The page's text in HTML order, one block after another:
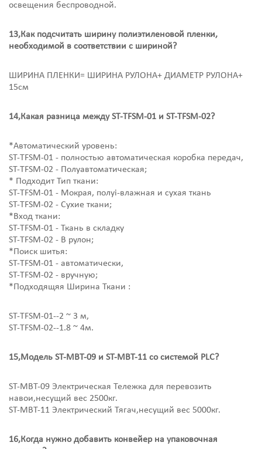
освещения беспроводной.
13,Как подсчитать ширину полиэтиленовой пленки,
необходимой в соответствии с шириной?
ШИРИНА ПЛЕНКИ= ШИРИНА РУЛОНА+ ДИАМЕТР РУЛОНА+
15см
14,Какая разница между ST-TFSM-01 и ST-TFSM-02?
*Автоматический уровень:
ST-TFSM-01 - полностью автоматическая коробка передач,
ST-TFSM-02 - Полуавтоматическая;
* Подходит Тип ткани:
ST-TFSM-01 - Мокрая, полуi-влажная и сухая ткань
ST-TFSM-02 - Сухие ткани;
*Вход ткани:
ST-TFSM-01 - Ткань в складку
ST-TFSM-02 - В рулон;
*Поиск шитья:
ST-TFSM-01 - автоматически,
ST-TFSM-02 - вручную;
*Подходящяя Ширина Ткани :
ST-TFSM-01--2 ~ 3 м,
ST-TFSM-02--1.8 ~ 4м.
15,Модель ST-MBT-09 и ST-MBT-11 со системой PLC?
ST-MBT-09 Электрическая Тележка для перевозить
навои,несущий вес 2500кг.
ST-MBT-11 Электрический Тягач,несущий вес 5000кг.
16,Когда нужно добавить конвейер на упаковочная